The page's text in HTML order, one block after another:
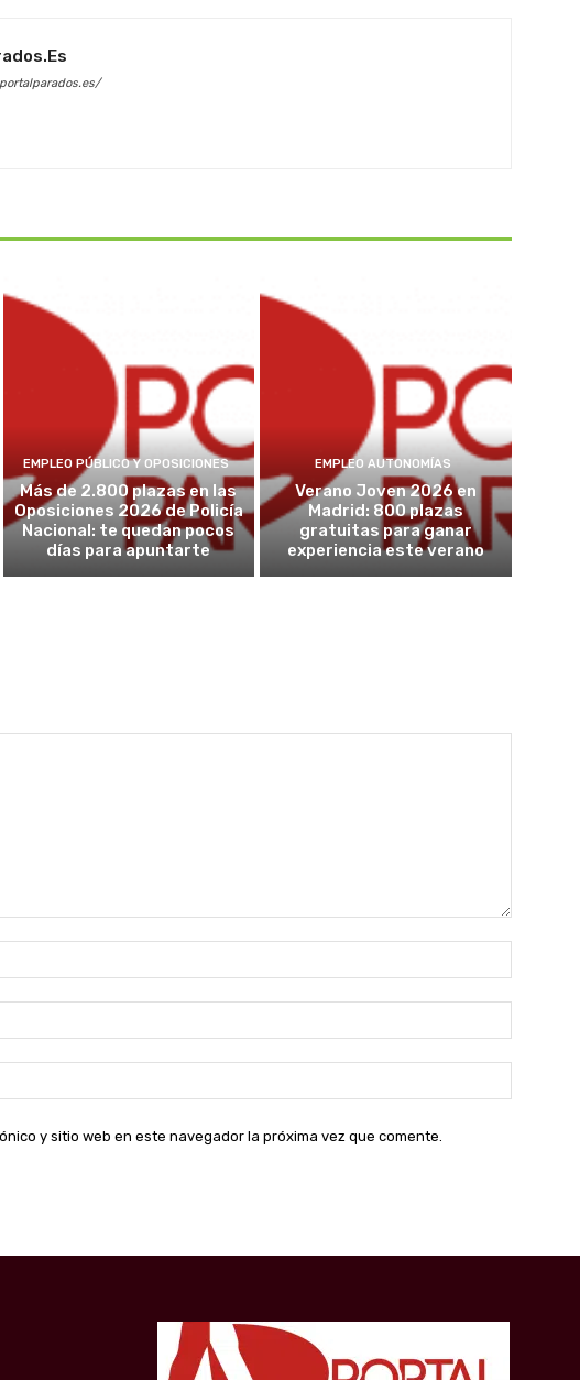
EMPLEO PÚBLICO Y OPOSICIONES
Más de 2.800 plazas en las
Oposiciones 2026 de Policía
Nacional: te quedan pocos
días para apuntarte
EMPLEO AUTONOMÍAS
Verano Joven 2026 en
Madrid: 800 plazas
gratuitas para ganar
experiencia este verano
web:
y sitio web en este navegador la próxima vez que comente.